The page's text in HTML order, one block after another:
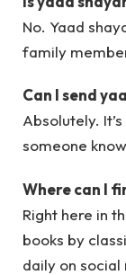
No. Yaad
family
Can I send
Absolutely.
someone
Where can I
Right here in
books by
daily on social